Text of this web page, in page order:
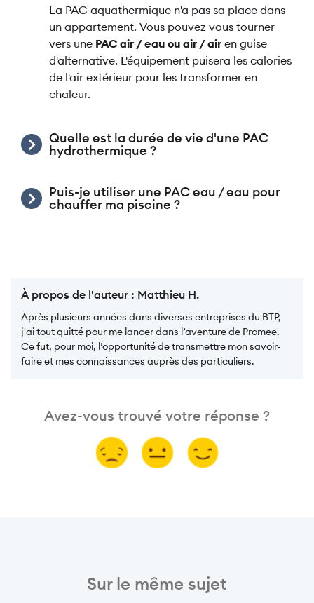
La PAC aquathermique n'a pas sa place dans
un appartement. Vous pouvez vous tourner
vers une PAC air / eau ou air / air en guise
d'alternative. L'équipement puisera les calories
de l'air extérieur pour les transformer en
chaleur.
Quelle est la durée de vie d'une PAC
hydrothermique ?
Puis-je utiliser une PAC eau / eau pour
chauffer ma piscine ?
À propos de l'auteur : Matthieu H.
Après plusieurs années dans diverses entreprises du BTP,
j'ai tout quitté pour me lancer dans l’aventure de Promee.
Ce fut, pour moi, l’opportunité de transmettre mon savoir-
faire et mes connaissances auprès des particuliers.
Avez-vous trouvé votre réponse ?
Sur le même sujet